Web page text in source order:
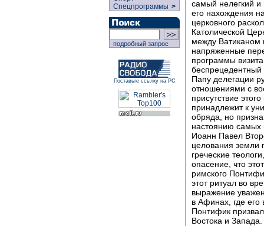
Спецпрограммы >
подробный запрос
Поставьте ссылку на РС
самый нелегкий и
его нахождения
церковного
Католической
между Ватиканом
напряженные
программы
Папу делегации
отношениями с
присутствие
принадлежит к
обряда, но
настоянию самых
Иоанн Павел
целования
греческие
опасение, что
римского
этот ритуал во
выражение
в Афинах, где его
Понтифик
Востока и Запада.